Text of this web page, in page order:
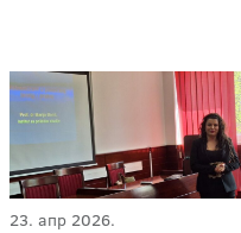
23. апр 2026.